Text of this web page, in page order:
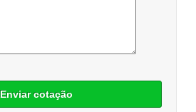
Enviar cotação